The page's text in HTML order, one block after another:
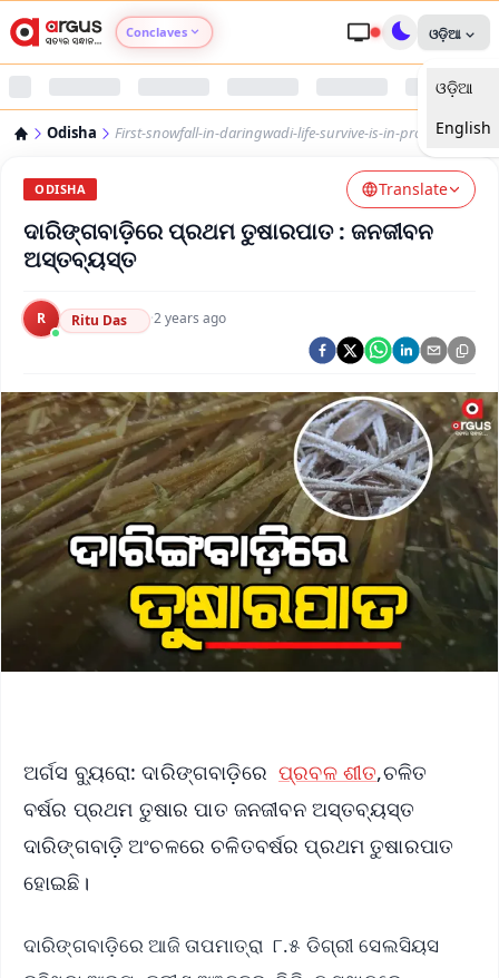
Conclaves
Argus Nari Shakti
Argus Swaad Odisha
ଓଡ଼ିଆ
ଓଡ଼ିଆ
English
Odisha First-snowfall-in-daringwadi-life-survive-is-in-problem
ODISHA Translate
ଦାରିଙ୍ଗବାଡ଼ିରେ ପ୍ରଥମ ତୁଷାରପାତ : ଜନଜୀବନ
ଅସ୍ତବ୍ୟସ୍ତ
R Ritu Das ·2 years ago
ଅର୍ଗସ ବ୍ୟୁରୋ: ଦାରିଙ୍ଗବାଡ଼ିରେପ୍ରବଳ ଶୀତ,ଚଳିତ
ବର୍ଷର ପ୍ରଥମ ତୁଷାର ପାତ ଜନଜୀବନ ଅସ୍ତବ୍ୟସ୍ତ
ଦାରିଙ୍ଗବାଡ଼ି ଅଂଚଳରେ ଚଳିତବର୍ଷର ପ୍ରଥମ ତୁଷାରପାତ
ହୋଇଛି।
ଦାରିଙ୍ଗବାଡ଼ିରେ ଆଜି ତାପମାତ୍ରା ୮.୫ ଡିଗ୍ରୀ ସେଲସିୟସ